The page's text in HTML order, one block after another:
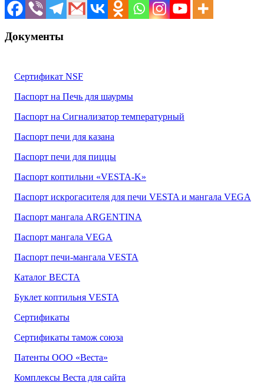
Документы
Сертификат NSF
Паспорт на Печь для шаурмы
Паспорт на Сигнализатор температурный
Паспорт печи для казана
Паспорт печи для пиццы
Паспорт коптильни «VESTA-K»
Паспорт искрогасителя для печи VESTA и мангала VEGA
Паспорт мангала ARGENTINA
Паспорт мангала VEGA
Паспорт печи-мангала VESTA
Каталог ВЕСТА
Буклет коптильня VESTA
Сертификаты
Сертификаты тамож союза
Патенты ООО «Веста»
Комплексы Веста для сайта